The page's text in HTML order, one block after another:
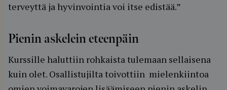
terveyttä ja hyvinvointia voi itse edistää.”
Pienin askelein eteenpäin
Kurssille haluttiin rohkaista tulemaan sellaisena
kuin olet. Osallistujilta toivottiin mielenkiintoa